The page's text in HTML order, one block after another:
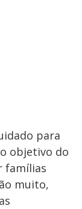
para
objetivo do
famílias
muito,